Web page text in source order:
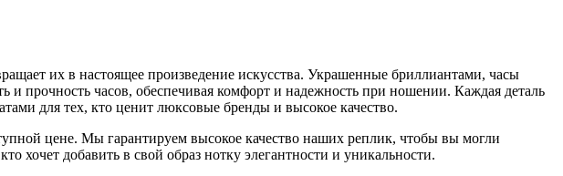
их в настоящее произведение искусства. Украшенные бриллиантами, часы
прочность часов, обеспечивая комфорт и надежность при ношении. Каждая деталь
для тех, кто ценит люксовые бренды и высокое качество.
цене. Мы гарантируем высокое качество наших реплик, чтобы вы могли
хочет добавить в свой образ нотку элегантности и уникальности.